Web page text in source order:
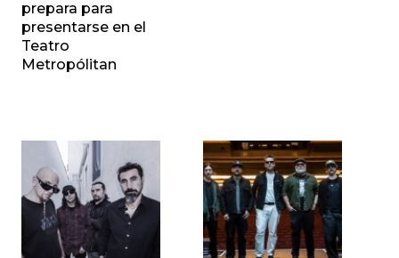
prepara para
presentarse en el
Teatro
Metropólitan